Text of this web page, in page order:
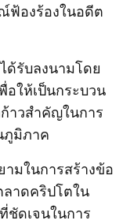
ฟ้องร้องในอดีต
ด้รับลงนามโดย
อให้เป็นกระบวน
าวสำคัญในการ
ภูมิภาค
มในการสร้างข้อ
าดคริปโตใน
ชัดเจนในการ